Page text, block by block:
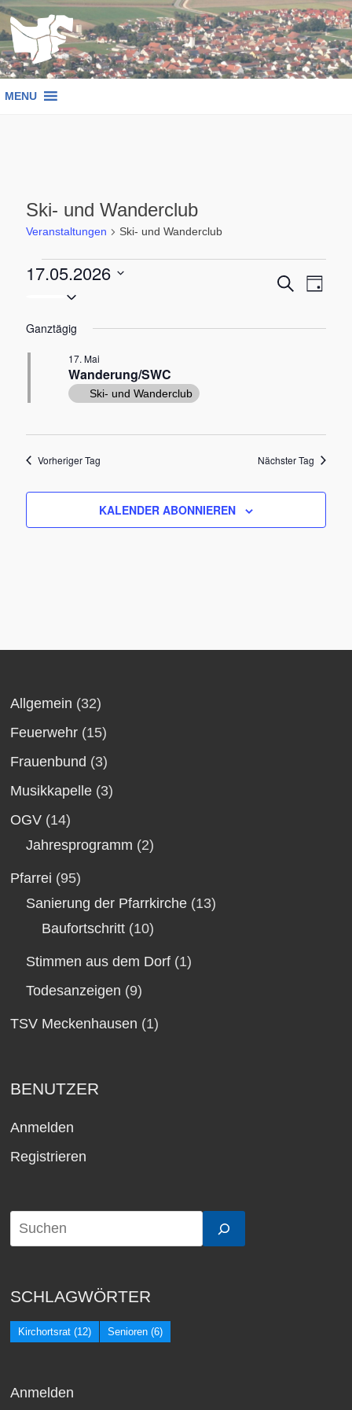
Zum
Inhalt
springen
MENU
Ski- und Wanderclub
Veranstaltungen Ski- und Wanderclub
Veranstaltungen
17.
2026
SUCHE
TAG
17.05.2026
Ganztägig
Wanderung/SWC
17. Mai
Ski- und Wanderclub
Vorheriger Tag Nächster Tag
KALENDER ABONNIEREN
Allgemein (32)
Feuerwehr (15)
Frauenbund (3)
Musikkapelle (3)
OGV (14)
Jahresprogramm (2)
Pfarrei (95)
Sanierung der Pfarrkirche (13)
Baufortschritt (10)
Stimmen aus dem Dorf (1)
Todesanzeigen (9)
TSV Meckenhausen (1)
BENUTZER
Anmelden
Registrieren
SCHLAGWÖRTER
Kirchortsrat (12) Senioren (6)
Anmelden